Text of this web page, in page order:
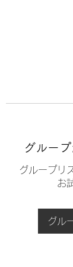
グルー
グループリ
お
グル